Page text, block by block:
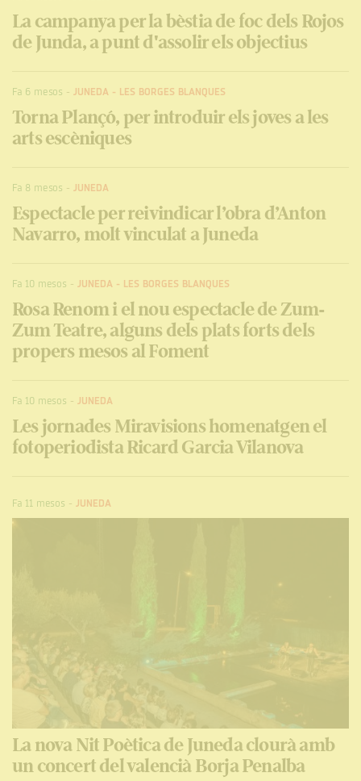
La campanya per la bèstia de foc dels Rojos
de Junda, a punt d'assolir els objectius
Fa 6 mesos - JUNEDA - LES BORGES BLANQUES
Torna Plançó, per introduir els joves a les
arts escèniques
Fa 8 mesos - JUNEDA
Espectacle per reivindicar l’obra d’Anton
Navarro, molt vinculat a Juneda
Fa 10 mesos - JUNEDA- LES BORGES BLANQUES
Rosa Renom i el nou espectacle de Zum-
Zum Teatre, alguns dels plats forts dels
propers mesos al Foment
Fa 10 mesos - JUNEDA
Les jornades Miravisions homenatgen el
fotoperiodista Ricard Garcia Vilanova
Fa 11 mesos - JUNEDA
La nova Nit Poètica de Juneda clourà amb
un concert del valencià Borja Penalba